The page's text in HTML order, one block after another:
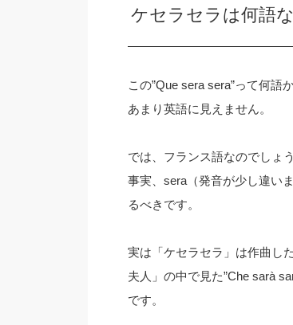
ケセラセラは何語
この”Que sera sera”って何
あまり英語に見えません。
では、フランス語なのでしょ
事実、sera（発音が少し違い
るべきです。
実は「ケセラセラ」は作曲し
夫人」の中で見た”Che sarà
です。